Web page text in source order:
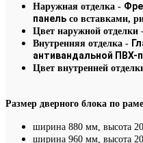
Наружная отделка -
панель со вставками,
Цвет наружной отделки
Внутренняя отделка -
антивандальной ПВХ-
Цвет внутренней
Размер дверного блока по
ширина 880 мм, высота
ширина 960 мм, высота